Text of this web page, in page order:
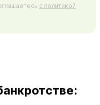
с политикой